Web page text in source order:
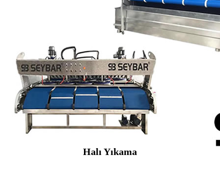
Halı Yıkama